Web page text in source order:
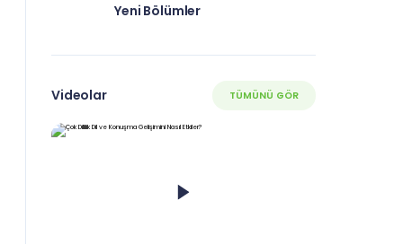
Yeni Bölümler
Videolar TÜMÜNÜ GÖR